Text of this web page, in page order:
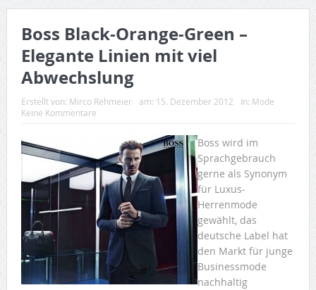
Boss Black-Orange-Green –
Elegante Linien mit viel
Abwechslung
Erstellt von: Mirco Rehmeier am: 15. Dezember 2012 In: Mode
Keine Kommentare
Boss wird im
Sprachgebrauch
gerne als Synonym
für Luxus-
Herrenmode
gewählt, das
deutsche Label hat
den Markt für junge
Businessmode
nachhaltig